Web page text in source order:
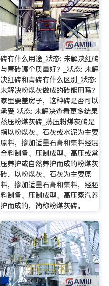
砖有什么用途_状态: 未解决红砖
与青砖哪个质量好？_状态: 未解
决红砖和青砖有什么区别_状态:
未解决粉煤灰做成的砖能用吗？
家里要盖房子，这种砖是否可以
承受 状态: 未解决查看更多结果
蒸压粉煤灰砖_蒸压粉煤灰砖是
指以粉煤灰、石灰或水泥为主要
原料，掺加适量石膏和集料经混
合料制备、压制成型、高压或常
压养护或自然养护而成的粉煤灰
砖。以粉煤灰、石灰为主要原
料，掺加适量石膏和集料，经胚
料制备、压制成型、高压蒸汽养
护而成的，简称粉煤灰砖。